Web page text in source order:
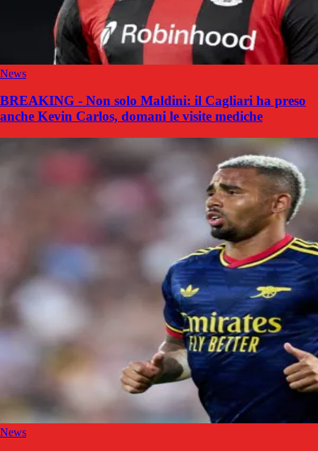
News
BREAKING - Non solo Maldini: il Cagliari ha preso
anche Kevin Carlos, domani le visite mediche
News